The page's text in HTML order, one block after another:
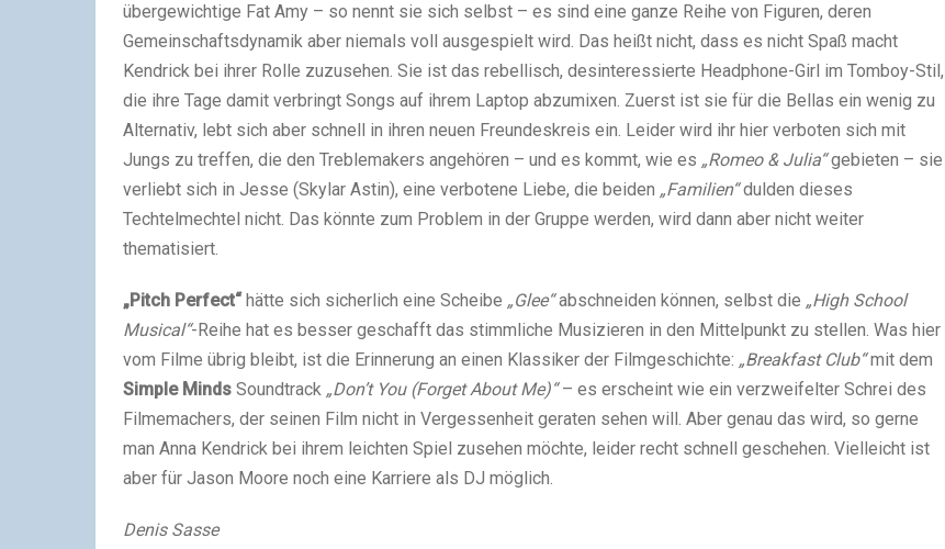
übergewichtige Fat Amy – so nennt sie sich selbst – es sind eine ganze Reihe von Figuren, deren
Gemeinschaftsdynamik aber niemals voll ausgespielt wird. Das heißt nicht, dass es nicht Spaß macht
Kendrick bei ihrer Rolle zuzusehen. Sie ist das rebellisch, desinteressierte Headphone-Girl im Tomboy-Stil,
die ihre Tage damit verbringt Songs auf ihrem Laptop abzumixen. Zuerst ist sie für die Bellas ein wenig zu
Alternativ, lebt sich aber schnell in ihren neuen Freundeskreis ein. Leider wird ihr hier verboten sich mit
Jungs zu treffen, die den Treblemakers angehören – und es kommt, wie es „Romeo & Julia“gebieten – sie
verliebt sich in Jesse (Skylar Astin), eine verbotene Liebe, die beiden „Familien“dulden dieses
Techtelmechtel nicht. Das könnte zum Problem in der Gruppe werden, wird dann aber nicht weiter
thematisiert.
„Pitch Perfect“hätte sich sicherlich eine Scheibe „Glee“abschneiden können, selbst die „High School
Musical“-Reihe hat es besser geschafft das stimmliche Musizieren in den Mittelpunkt zu stellen. Was hier
vom Filme übrig bleibt, ist die Erinnerung an einen Klassiker der Filmgeschichte: „Breakfast Club“mit dem
Simple Minds Soundtrack „Don’t You (Forget About Me)“– es erscheint wie ein verzweifelter Schrei des
Filmemachers, der seinen Film nicht in Vergessenheit geraten sehen will. Aber genau das wird, so gerne
man Anna Kendrick bei ihrem leichten Spiel zusehen möchte, leider recht schnell geschehen. Vielleicht ist
aber für Jason Moore noch eine Karriere als DJ möglich.
Denis Sasse